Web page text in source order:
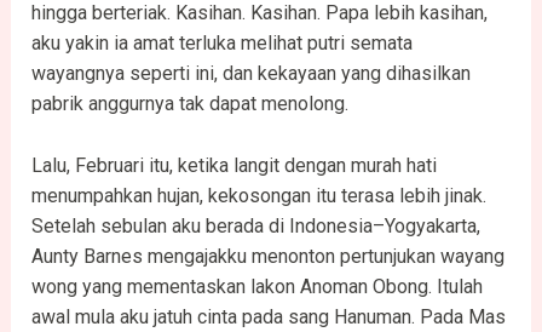
hingga berteriak. Kasihan. Kasihan. Papa lebih kasihan,
aku yakin ia amat terluka melihat putri semata
wayangnya seperti ini, dan kekayaan yang dihasilkan
pabrik anggurnya tak dapat menolong.
Lalu, Februari itu, ketika langit dengan murah hati
menumpahkan hujan, kekosongan itu terasa lebih jinak.
Setelah sebulan aku berada di Indonesia–Yogyakarta,
Aunty Barnes mengajakku menonton pertunjukan wayang
wong yang mementaskan lakon Anoman Obong. Itulah
awal mula aku jatuh cinta pada sang Hanuman. Pada Mas